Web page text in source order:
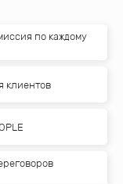
по каждому
клиентов